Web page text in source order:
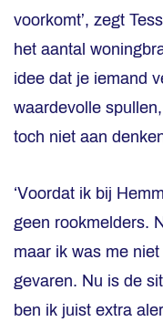
voorkomt’, zegt
het aantal
idee dat je iemand
waardevolle
toch niet aan
‘Voordat ik bij
geen rookmelders.
maar ik was me
gevaren. Nu is de
ben ik juist extra